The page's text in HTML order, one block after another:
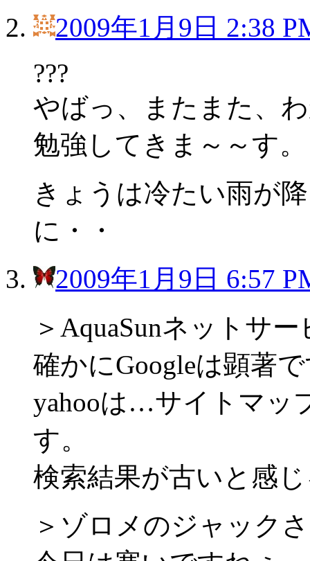
2009年1月9日 2:38
???
やばっ、またまた、
勉強してきま～～す。
きょうは冷たい雨が
に・・
2009年1月9日 6:57
＞AquaSunネットサ
確かにGoogleは顕著
yahooは…サイトマッ
す。
検索結果が古いと感
＞ゾロメのジャック